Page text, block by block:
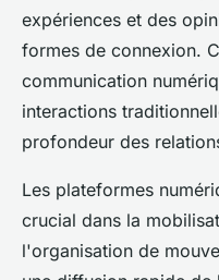
expériences et des
formes de connexion.
communication
interactions
profondeur des
Les plateformes
crucial dans la
l'organisation de